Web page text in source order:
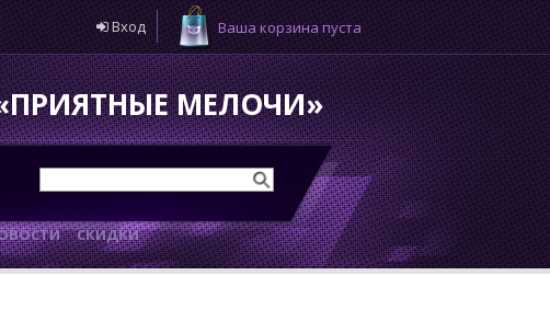
Ваша корзина пуста
Вход
МЕЛОЧИ»
СКИДКИ